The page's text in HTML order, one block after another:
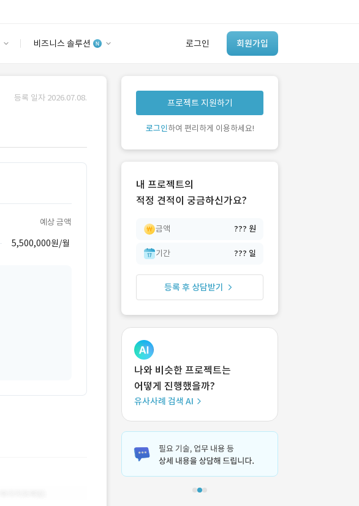
비즈니스 솔루션 로그인 회원가입
안심 코드 케어
유사사례 검색 AI
‘이런 거’ 만들어본
개발 회사 있어?
등록 일자 2026.07.08.
예상 금액
5,500,000원/월
프로젝트 지원하기
로그인하여 편리하게 이용하세요!
내 프로젝트의
적정 견적이 궁금하신가요?
금액 ??? 원
기간 ??? 일
등록 후 상담받기
나와 비슷한 프로젝트는
어떻게 진행했을까?
유사사례 검색 AI